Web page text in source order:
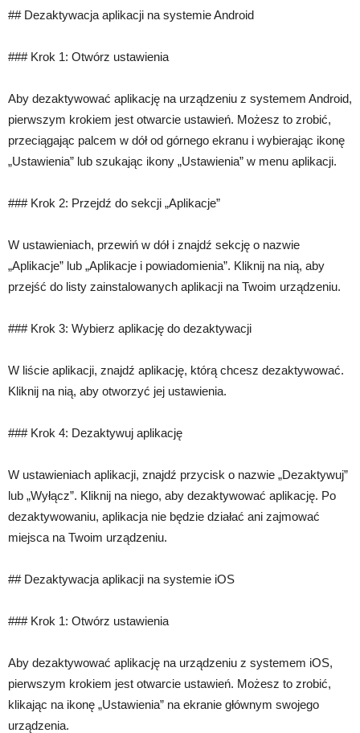
## Dezaktywacja aplikacji na systemie Android
### Krok 1: Otwórz ustawienia
Aby dezaktywować aplikację na urządzeniu z systemem Android,
pierwszym krokiem jest otwarcie ustawień. Możesz to zrobić,
przeciągając palcem w dół od górnego ekranu i wybierając ikonę
„Ustawienia” lub szukając ikony „Ustawienia” w menu aplikacji.
### Krok 2: Przejdź do sekcji „Aplikacje”
W ustawieniach, przewiń w dół i znajdź sekcję o nazwie
„Aplikacje” lub „Aplikacje i powiadomienia”. Kliknij na nią, aby
przejść do listy zainstalowanych aplikacji na Twoim urządzeniu.
### Krok 3: Wybierz aplikację do dezaktywacji
W liście aplikacji, znajdź aplikację, którą chcesz dezaktywować.
Kliknij na nią, aby otworzyć jej ustawienia.
### Krok 4: Dezaktywuj aplikację
W ustawieniach aplikacji, znajdź przycisk o nazwie „Dezaktywuj”
lub „Wyłącz”. Kliknij na niego, aby dezaktywować aplikację. Po
dezaktywowaniu, aplikacja nie będzie działać ani zajmować
miejsca na Twoim urządzeniu.
## Dezaktywacja aplikacji na systemie iOS
### Krok 1: Otwórz ustawienia
Aby dezaktywować aplikację na urządzeniu z systemem iOS,
pierwszym krokiem jest otwarcie ustawień. Możesz to zrobić,
klikając na ikonę „Ustawienia” na ekranie głównym swojego
urządzenia.